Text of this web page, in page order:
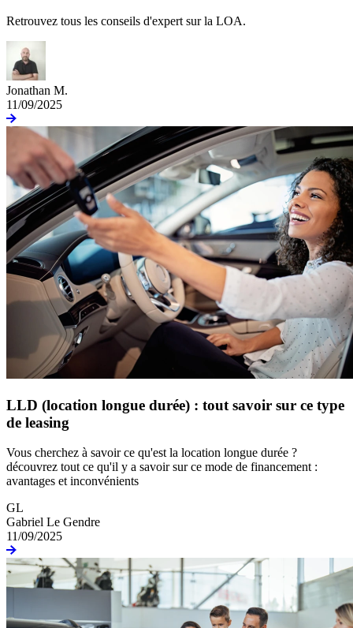
Retrouvez tous les conseils d'expert sur la LOA.
Jonathan M.
11/09/2025
LLD (location longue durée) : tout savoir sur ce type
de leasing
Vous cherchez à savoir ce qu'est la location longue durée ?
découvrez tout ce qu'il y a savoir sur ce mode de financement :
avantages et inconvénients
GL
Gabriel Le Gendre
11/09/2025